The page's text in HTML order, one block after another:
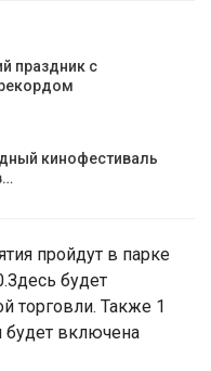
праздник с
кинофестиваль
пройдут в парке
будет
торговли. Также 1
будет включена